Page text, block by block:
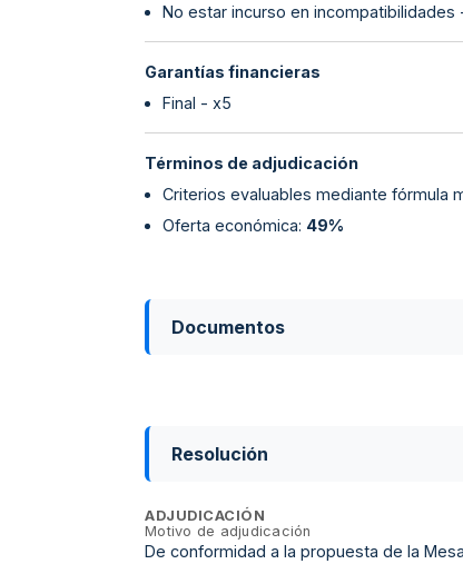
No estar incurso en
Garantías financieras
Final - x5
Términos de adjudicación
Criterios evaluables mediante fórmula
Oferta económica: 49%
Documentos
Resolución
ADJUDICACIÓN
Motivo de adjudicación
De conformidad a la propuesta de la